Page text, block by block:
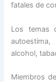
fatales de
Los temas
alcohol,
Miembros